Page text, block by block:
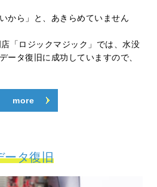
から」と、あきらめていません
「ロジックマジック」では、水没
ータ復旧に成功していますので、
more
ータ復旧